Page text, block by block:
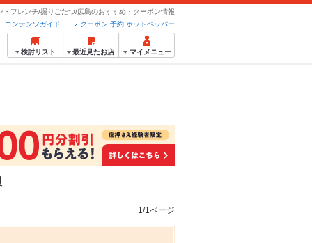
・フレンチ/掘りごたつ/広島のおすすめ・クーポン情報
クーポン 予約 ホットペッパー
コンテンツガイド
検討リスト 最近見たお店 マイメニュー
1/1ページ